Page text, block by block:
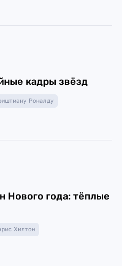
кадры звёзд
Роналду
Нового года: тёплые
Хилтон